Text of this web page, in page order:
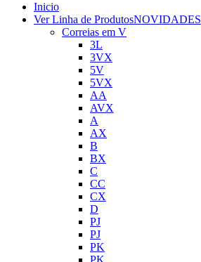
Inicio
Ver Linha de ProdutosNOVIDADES
Correias em V
3L
3VX
5V
5VX
AA
AVX
A
AX
B
BX
C
CC
CX
D
PJ
PJ
PK
PK